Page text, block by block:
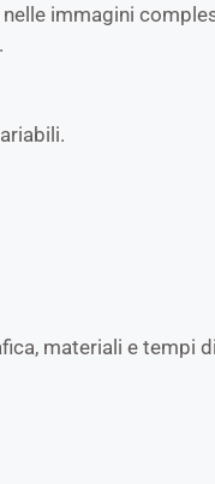
immagini
materiali e tempi